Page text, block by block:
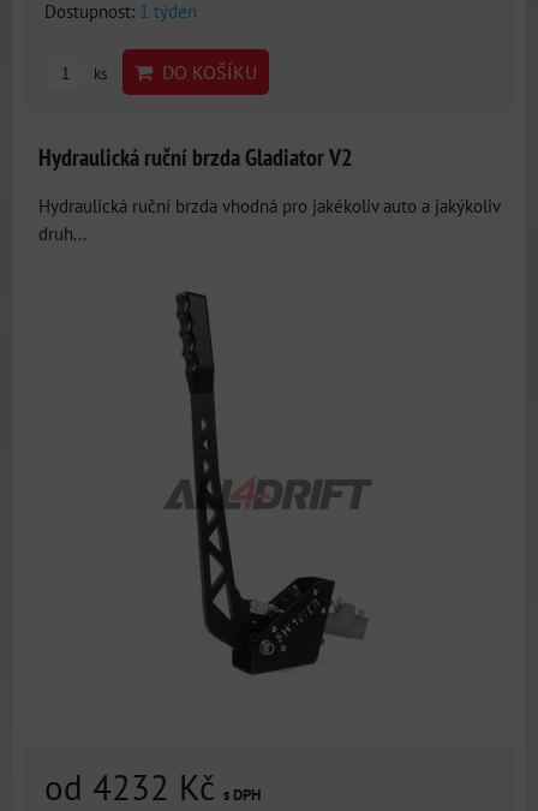
Dostupnost: 1 týden
ks DO KOŠÍKU
Hydraulická ruční brzda Gladiator V2
Hydraulická ruční brzda vhodná pro jakékoliv auto a jakýkoliv
druh...
od 4232 Kč s DPH